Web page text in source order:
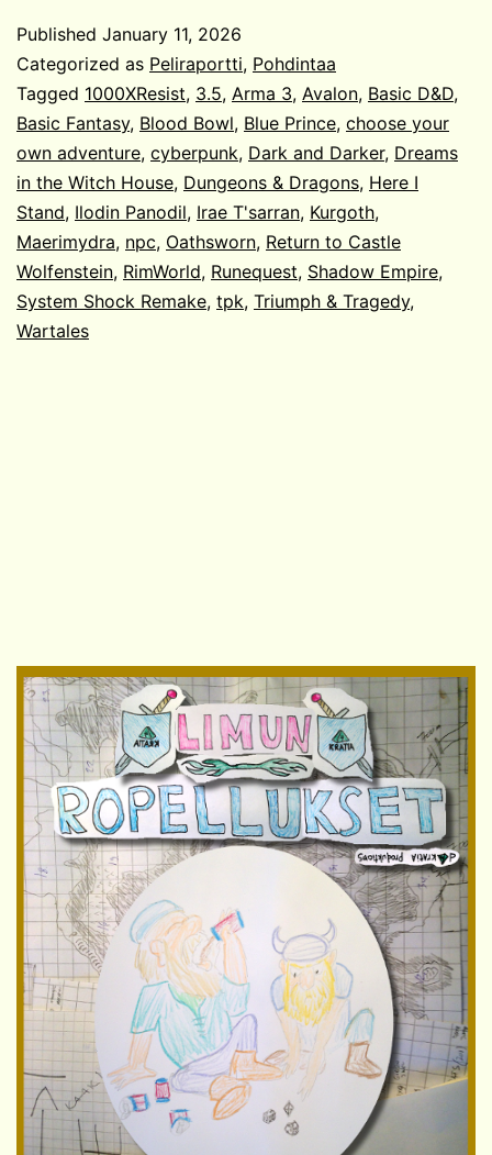
Published January 11, 2026
Categorized as Peliraportti, Pohdintaa
Tagged 1000XResist, 3.5, Arma 3, Avalon, Basic D&D,
Basic Fantasy, Blood Bowl, Blue Prince, choose your
own adventure, cyberpunk, Dark and Darker, Dreams
in the Witch House, Dungeons & Dragons, Here I
Stand, Ilodin Panodil, Irae T'sarran, Kurgoth,
Maerimydra, npc, Oathsworn, Return to Castle
Wolfenstein, RimWorld, Runequest, Shadow Empire,
System Shock Remake, tpk, Triumph & Tragedy,
Wartales